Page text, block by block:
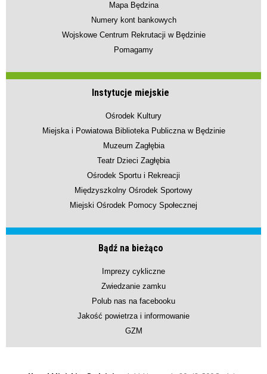
Mapa Będzina
Numery kont bankowych
Wojskowe Centrum Rekrutacji w Będzinie
Pomagamy
Instytucje miejskie
Ośrodek Kultury
Miejska i Powiatowa Biblioteka Publiczna w Będzinie
Muzeum Zagłębia
Teatr Dzieci Zagłębia
Ośrodek Sportu i Rekreacji
Międzyszkolny Ośrodek Sportowy
Miejski Ośrodek Pomocy Społecznej
Bądź na bieżąco
Imprezy cykliczne
Zwiedzanie zamku
Polub nas na facebooku
Jakość powietrza i informowanie
GZM